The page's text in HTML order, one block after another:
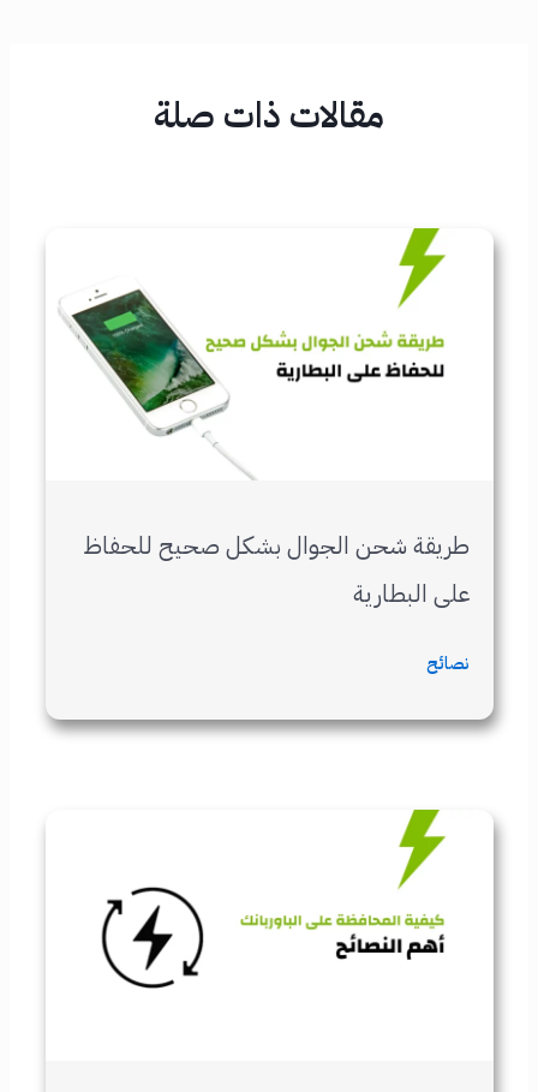
مقالات ذات صلة
طريقة شحن الجوال بشكل صحيح للحفاظ
على البطارية
نصائح